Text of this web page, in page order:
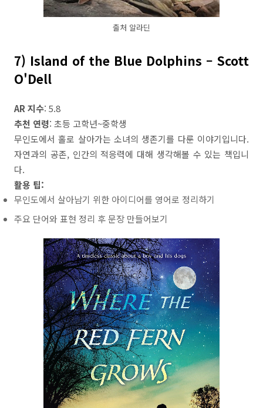
출처 알라딘
7) Island of the Blue Dolphins – Scott
O'Dell
AR 지수: 5.8
추천 연령: 초등 고학년~중학생
무인도에서 홀로 살아가는 소녀의 생존기를 다룬 이야기입니다.
자연과의 공존, 인간의 적응력에 대해 생각해볼 수 있는 책입니
다.
활용 팁:
무인도에서 살아남기 위한 아이디어를 영어로 정리하기
주요 단어와 표현 정리 후 문장 만들어보기